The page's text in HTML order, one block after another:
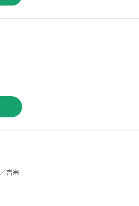
梶原如来 ／吉宗 ／梶原如来 ／吉宗 ／梶原如来 ／吉宗